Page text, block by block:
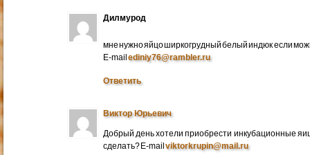
Дилмурод
мне нужно яйцо ширкогрудный белый индюк если
E-mailediniy76@rambler.ru
Ответить
Виктор Юрьевич
Добрый день хотели приобрести инкубационные
сделать? E-mailviktorkrupin@mail.ru